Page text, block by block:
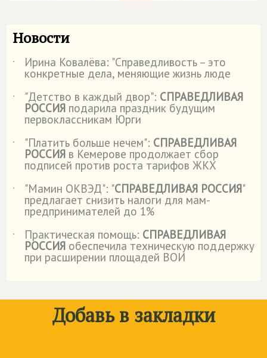
Новости
˙ Ирина Ковалёва: "Справедливость – это
конкретные дела, меняющие жизнь люде
˙
"Детство в каждый двор": СПРАВЕДЛИВАЯ
РОССИЯ подарила праздник будущим
первоклассникам Юрги
˙
"Платить больше нечем": СПРАВЕДЛИВАЯ
РОССИЯ в Кемерове продолжает сбор
подписей против роста тарифов ЖКХ
˙
"Мамин ОКВЭД": "СПРАВЕДЛИВАЯ РОССИЯ"
предлагает снизить налоги для мам-
предпринимателей до 1%
˙
Практическая помощь: СПРАВЕДЛИВАЯ
РОССИЯ обеспечила техническую поддержку
при расширении площадей ВОИ
Добавь в закладки